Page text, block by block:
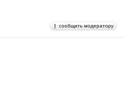
сообщить модератору